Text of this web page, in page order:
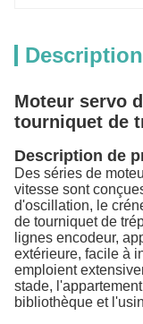
Moteur servo
tourniquet de
Description de
Des séries de
vitesse sont
d'oscillation, le
de tourniquet de
lignes encodeur,
extérieure, facile à
emploient
stade,
bibliothèque et